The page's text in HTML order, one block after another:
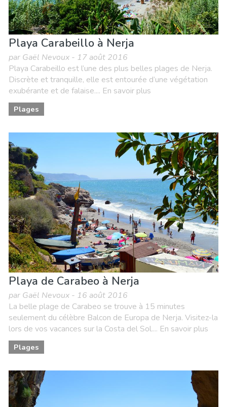
Playa Carabeillo à Nerja
par Gaël Nevoux - 17 août 2016
Playa Carabeillo est l’une des plus belles plages de Nerja.
Discrète et tranquille, elle est entourée d’une végétation
exubérante et de falaise.... En savoir plus
Plages
Playa de Carabeo à Nerja
par Gaël Nevoux - 16 août 2016
La belle plage de Carabeo se trouve à 15 minutes
seulement du célèbre Balcon de Europa de Nerja. Visitez-la
lors de vos vacances sur la Costa del Sol.... En savoir plus
Plages